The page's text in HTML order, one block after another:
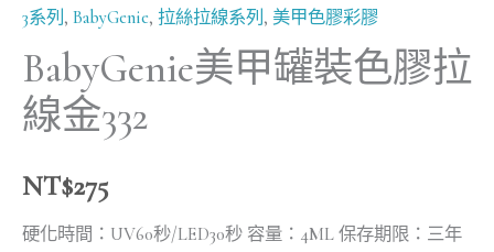
3系列, BabyGenie, 拉絲拉線系列, 美甲色膠彩膠
BabyGenie美甲罐裝色膠拉
線金332
NT$275
硬化時間：UV60秒/LED30秒 容量：4ML 保存期限：三年